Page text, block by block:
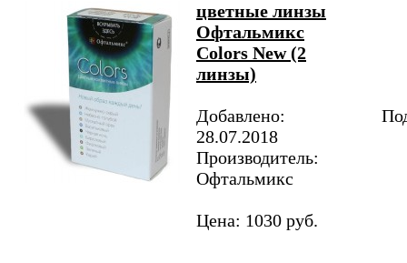
цветные линзы
Офтальмикс
Colors New (2
линзы)
Добавлено:
28.07.2018
Производитель:
Офтальмикс
Цена: 1030 руб.